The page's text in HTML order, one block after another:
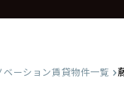
ーション賃貸物件一覧